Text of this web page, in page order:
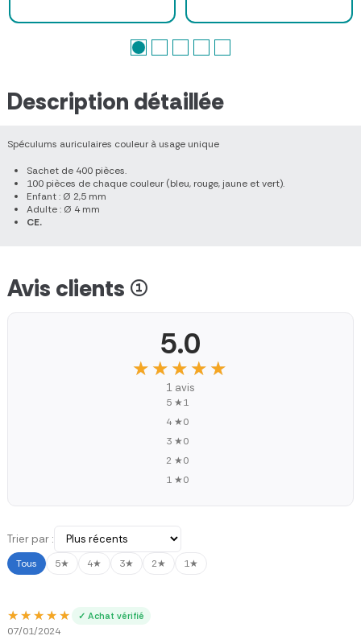
Description détaillée
Spéculums auriculaires couleur à usage unique
Sachet de 400 pièces.
100 pièces de chaque couleur (bleu, rouge, jaune et vert).
Enfant : Ø 2,5 mm
Adulte : Ø 4 mm
CE.
Avis clients (1)
5.0
★★★★★
★★★★★
1 avis
5 ★1
4 ★0
3 ★0
2 ★0
1 ★0
Trier par :
Tous 5★ 4★ 3★ 2★ 1★
★★★★★
★★★★★ ✓ Achat vérifié
07/01/2024